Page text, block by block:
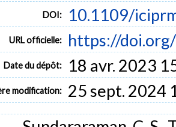
DOI: 10.1109/
URL officielle: https://
Date du dépôt: 18 avr. 2023
modification: 25 sept. 2024